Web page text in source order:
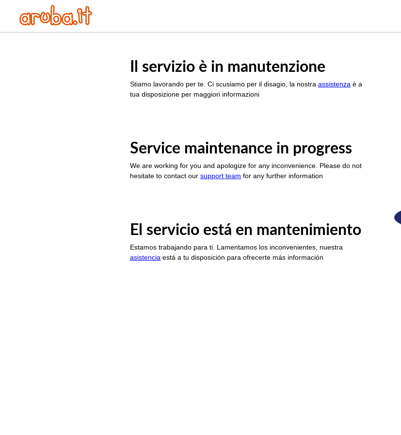
Il servizio è in manutenzione
Stiamo lavorando per te. Ci scusiamo per il disagio, la nostraassistenza è a
tua disposizione per maggiori informazioni
Service maintenance in progress
We are working for you and apologize for any inconvenience. Please do not
hesitate to contact oursupport team for any further information
El servicio está en mantenimiento
Estamos trabajando para ti. Lamentamos los inconvenientes, nuestra
asistencia está a tu disposición para ofrecerte más información